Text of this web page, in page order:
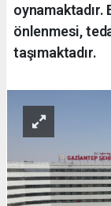
oynamaktadır.
önlenmesi,
taşımaktadır.